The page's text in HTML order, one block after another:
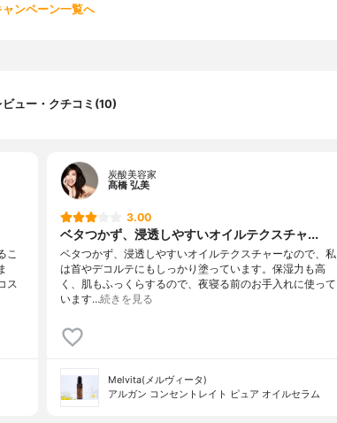
ャンペーン一覧へ
ビュー・クチコミ(10)
こ
ス
炭酸美容家
髙橋 弘美
3.00
ベタつかず、浸透しやすいオイルテクスチャ...
ベタつかず、浸透しやすいオイルテクスチャーなので、私
は首やデコルテにもしっかり塗っています。保湿力も高
く、肌もふっくらするので、夜寝る前のお手入れに使って
います…続きを見る
Melvita(メルヴィータ)
アルガン コンセントレイト ピュア オイルセラム